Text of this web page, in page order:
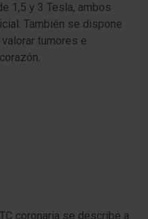
1,5 y 3 Tesla, ambos
También se dispone
tumores e
coronaria se describe a